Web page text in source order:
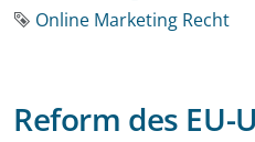
Schlagwort
Online Marketing Recht
Reform des